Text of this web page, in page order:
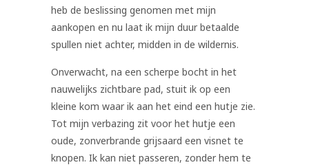
heb de beslissing genomen met mijn
aankopen en nu laat ik mijn duur betaalde
spullen niet achter, midden in de wildernis.
Onverwacht, na een scherpe bocht in het
nauwelijks zichtbare pad, stuit ik op een
kleine kom waar ik aan het eind een hutje zie.
Tot mijn verbazing zit voor het hutje een
oude, zonverbrande grijsaard een visnet te
knopen. Ik kan niet passeren, zonder hem te